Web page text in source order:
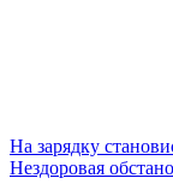
На зарядку
Нездоровая